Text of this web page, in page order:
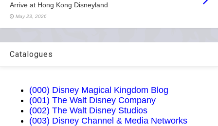
Arrive at Hong Kong Disneyland
May 23, 2026
Catalogues
(000) Disney Magical Kingdom Blog
(001) The Walt Disney Company
(002) The Walt Disney Studios
(003) Disney Channel & Media Networks